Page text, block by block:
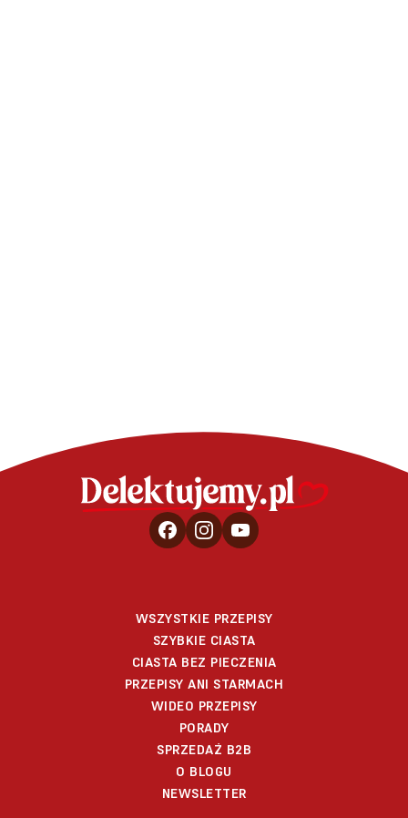
WSZYSTKIE PRZEPISY
SZYBKIE CIASTA
CIASTA BEZ PIECZENIA
PRZEPISY ANI STARMACH
WIDEO PRZEPISY
PORADY
SPRZEDAŻ B2B
O BLOGU
NEWSLETTER